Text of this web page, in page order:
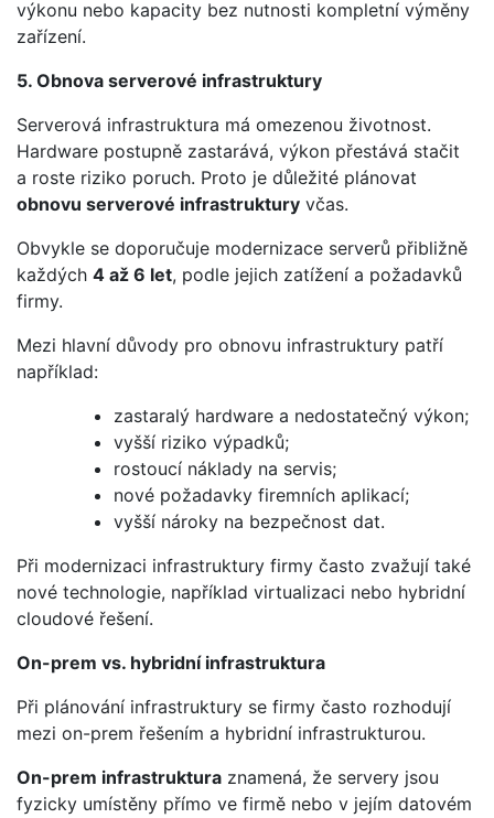
výkonu nebo kapacity bez nutnosti kompletní výměny
zařízení.
5. Obnova serverové infrastruktury
Serverová infrastruktura má omezenou životnost.
Hardware postupně zastarává, výkon přestává stačit
a roste riziko poruch. Proto je důležité plánovat
obnovu serverové infrastruktury včas.
Obvykle se doporučuje modernizace serverů přibližně
každých 4 až 6 let, podle jejich zatížení a požadavků
firmy.
Mezi hlavní důvody pro obnovu infrastruktury patří
například:
zastaralý hardware a nedostatečný výkon;
vyšší riziko výpadků;
rostoucí náklady na servis;
nové požadavky firemních aplikací;
vyšší nároky na bezpečnost dat.
Při modernizaci infrastruktury firmy často zvažují také
nové technologie, například virtualizaci nebo hybridní
cloudové řešení.
On-prem vs. hybridní infrastruktura
Při plánování infrastruktury se firmy často rozhodují
mezi on-prem řešením a hybridní infrastrukturou.
On-prem infrastruktura znamená, že servery jsou
fyzicky umístěny přímo ve firmě nebo v jejím datovém